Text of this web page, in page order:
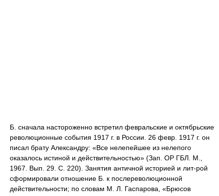
Б. сначала настороженно встретил февральские и октябрьские
революционные события 1917 г. в России. 26 февр. 1917 г. он
писал брату Александру: «Все нелепейшее из нелепого
оказалось истиной и действительностью» (Зап. ОР ГБЛ. М.,
1967. Вып. 29. С. 220). Занятия античной историей и лит-рой
сформировали отношение Б. к послереволюционной
действительности; по словам М. Л. Гаспарова, «Брюсов